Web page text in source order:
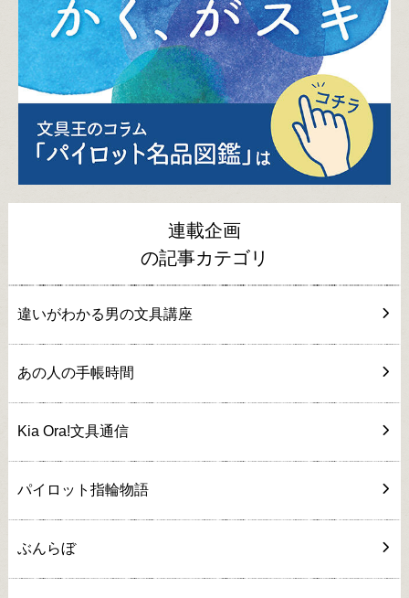
連載企画
の記事カテゴリ
違いがわかる男の文具講座
あの人の手帳時間
Kia Ora!文具通信
パイロット指輪物語
ぶんらぼ